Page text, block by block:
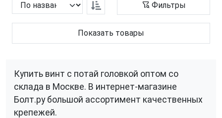
Купить винт с потай головкой оптом со
склада в Москве. В интернет-магазине
Болт.ру большой ассортимент качественных
крепежей.
Фильтры
Показать товары